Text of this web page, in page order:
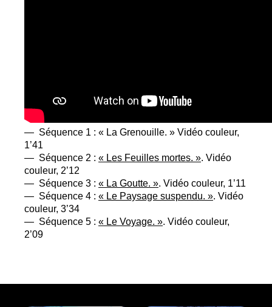
— Séquence 1 : « La Grenouille. » Vidéo couleur,
1’41
— Séquence 2 : « Les Feuilles mortes. ». Vidéo
couleur, 2’12
— Séquence 3 : « La Goutte. ». Vidéo couleur, 1’11
— Séquence 4 : « Le Paysage suspendu. ». Vidéo
couleur, 3’34
— Séquence 5 : « Le Voyage. ». Vidéo couleur,
2’09